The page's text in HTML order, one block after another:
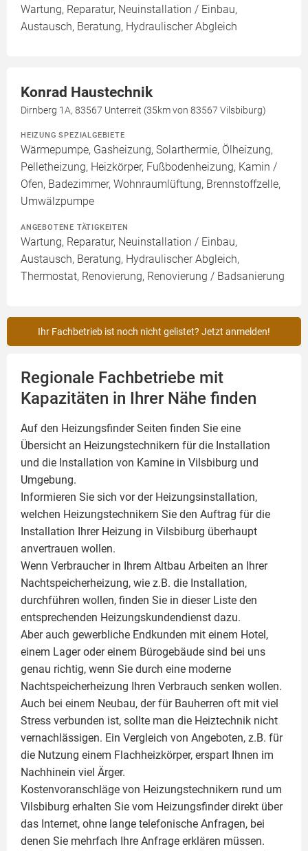
Wartung, Reparatur, Neuinstallation / Einbau,
Austausch, Beratung, Hydraulischer Abgleich
Konrad Haustechnik
Dirnberg 1A, 83567 Unterreit (35km von 83567 Vilsbiburg)
HEIZUNG SPEZIALGEBIETE
Wärmepumpe, Gasheizung, Solarthermie, Ölheizung,
Pelletheizung, Heizkörper, Fußbodenheizung, Kamin /
Ofen, Badezimmer, Wohnraumlüftung, Brennstoffzelle,
Umwälzpumpe
ANGEBOTENE TÄTIGKEITEN
Wartung, Reparatur, Neuinstallation / Einbau,
Austausch, Beratung, Hydraulischer Abgleich,
Thermostat, Renovierung, Renovierung / Badsanierung
Ihr Fachbetrieb ist noch nicht gelistet? Jetzt anmelden!
Regionale Fachbetriebe mit
Kapazitäten in Ihrer Nähe finden
Auf den Heizungsfinder Seiten finden Sie eine
Übersicht an Heizungstechnikern für die Installation
und die Installation von Kamine in Vilsbiburg und
Umgebung.
Informieren Sie sich vor der Heizungsinstallation,
welchen Heizungstechnikern Sie den Auftrag für die
Installation Ihrer Heizung in Vilsbiburg überhaupt
anvertrauen wollen.
Wenn Verbraucher in Ihrem Altbau Arbeiten an Ihrer
Nachtspeicherheizung, wie z.B. die Installation,
durchführen wollen, finden Sie in dieser Liste den
entsprechenden Heizungskundendienst dazu.
Aber auch gewerbliche Endkunden mit einem Hotel,
einem Lager oder einem Bürogebäude sind bei uns
genau richtig, wenn Sie durch eine moderne
Nachtspeicherheizung Ihren Verbrauch senken wollen.
Auch bei einem Neubau, der für Bauherren oft mit viel
Stress verbunden ist, sollte man die Heiztechnik nicht
vernachlässigen. Ein Vergleich von Angeboten, z.B. für
die Nutzung einem Flachheizkörper, erspart Ihnen im
Nachhinein viel Ärger.
Kostenvoranschläge von Heizungstechnikern rund um
Vilsbiburg erhalten Sie vom Heizungsfinder direkt über
das Internet, ohne lange telefonische Anfragen, bei
denen Sie mehrfach Ihre Anfrage erklären müssen.